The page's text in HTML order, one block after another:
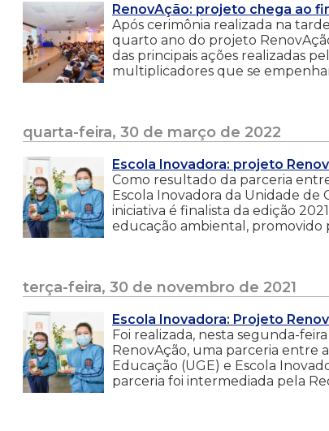
RenovAção: projeto chega ao
Após cerimônia realizada na
quarto ano do projeto
das principais ações realizadas
multiplicadores que se
quarta-feira, 30 de março de 2022
Escola Inovadora: projeto
Como resultado da parceria
Escola Inovadora da Unidade de
iniciativa é finalista da edição
educação ambiental, promovido
terça-feira, 30 de novembro de 2021
Escola Inovadora: Projeto
Foi realizada, nesta segunda-
RenovAção, uma parceria entre
Educação (UGE) e Escola
parceria foi intermediada pela